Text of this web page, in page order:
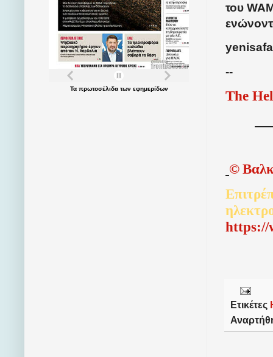
του
--
The
©
https://
Ετικέτες
Τα πρωτοσέλιδατων εφημερίδων